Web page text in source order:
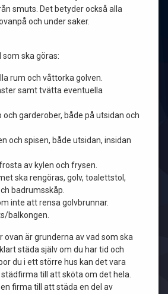
smuts. Det betyder också alla
och under saker.
som ska göras:
rum och våttorka golven.
samt tvätta eventuella
och garderober, både på utsidan och
och spisen, både utsidan, insidan
av kylen och frysen.
ska rengöras, golv, toalettstol,
badrumsskåp.
inte att rensa golvbrunnar.
balkongen.
ovan är grunderna av vad som ska
städa själv om du har tid och
du i ett större hus kan det vara
till att sköta om det hela.
firma till att städa en del av